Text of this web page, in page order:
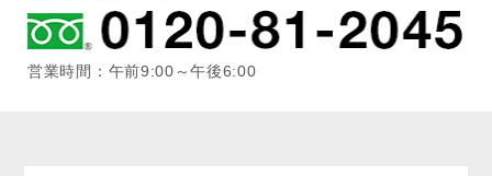
営業時間：午前9:00～午後6:00